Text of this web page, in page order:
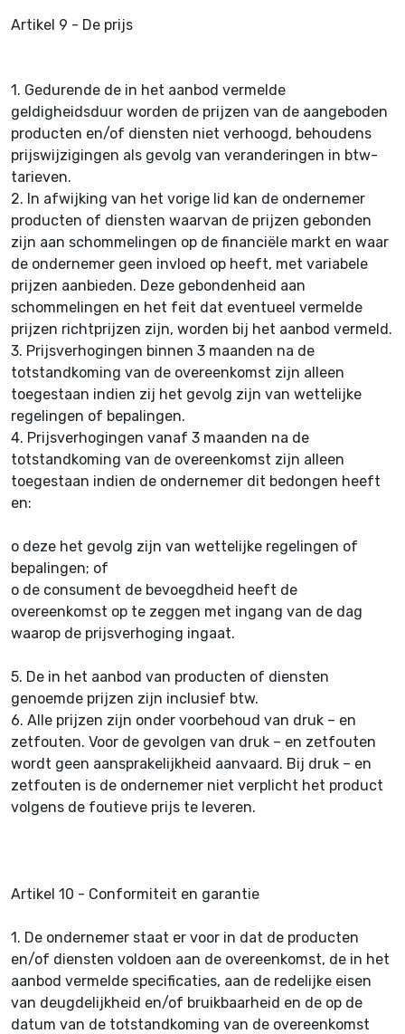
Artikel 9 - De prijs
1. Gedurende de in het aanbod vermelde
geldigheidsduur worden de prijzen van de aangeboden
producten en/of diensten niet verhoogd, behoudens
prijswijzigingen als gevolg van veranderingen in btw-
tarieven.
2. In afwijking van het vorige lid kan de ondernemer
producten of diensten waarvan de prijzen gebonden
zijn aan schommelingen op de financiële markt en waar
de ondernemer geen invloed op heeft, met variabele
prijzen aanbieden. Deze gebondenheid aan
schommelingen en het feit dat eventueel vermelde
prijzen richtprijzen zijn, worden bij het aanbod vermeld.
3. Prijsverhogingen binnen 3 maanden na de
totstandkoming van de overeenkomst zijn alleen
toegestaan indien zij het gevolg zijn van wettelijke
regelingen of bepalingen.
4. Prijsverhogingen vanaf 3 maanden na de
totstandkoming van de overeenkomst zijn alleen
toegestaan indien de ondernemer dit bedongen heeft
en:
o deze het gevolg zijn van wettelijke regelingen of
bepalingen; of
o de consument de bevoegdheid heeft de
overeenkomst op te zeggen met ingang van de dag
waarop de prijsverhoging ingaat.
5. De in het aanbod van producten of diensten
genoemde prijzen zijn inclusief btw.
6. Alle prijzen zijn onder voorbehoud van druk – en
zetfouten. Voor de gevolgen van druk – en zetfouten
wordt geen aansprakelijkheid aanvaard. Bij druk – en
zetfouten is de ondernemer niet verplicht het product
volgens de foutieve prijs te leveren.
Artikel 10 - Conformiteit en garantie
1. De ondernemer staat er voor in dat de producten
en/of diensten voldoen aan de overeenkomst, de in het
aanbod vermelde specificaties, aan de redelijke eisen
van deugdelijkheid en/of bruikbaarheid en de op de
datum van de totstandkoming van de overeenkomst